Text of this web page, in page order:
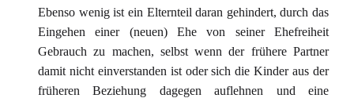
Ebenso wenig ist ein Elternteil daran gehindert, durch das
Eingehen einer (neuen) Ehe von seiner Ehefreiheit
Gebrauch zu machen, selbst wenn der frühere Partner
damit nicht einverstanden ist oder sich die Kinder aus der
früheren Beziehung dagegen auflehnen und eine